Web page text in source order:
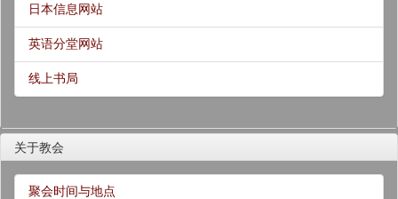
日本信息网站
英语分堂网站
线上书局
关于教会
聚会时间与地点